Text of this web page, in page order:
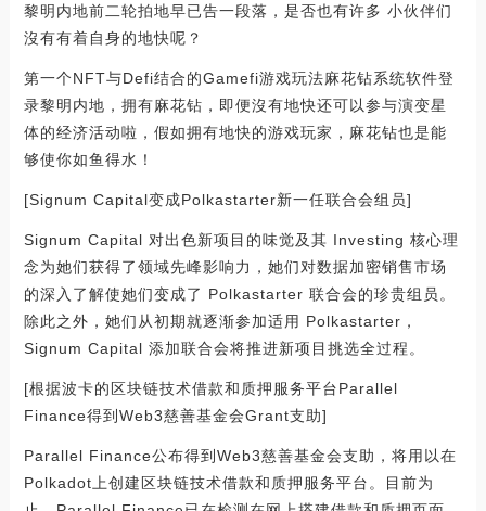
黎明内地前二轮拍地早已告一段落，是否也有许多 小伙伴们
沒有有着自身的地快呢？
第一个NFT与Defi结合的Gamefi游戏玩法麻花钻系统软件登
录黎明内地，拥有麻花钻，即便沒有地快还可以参与演变星
体的经济活动啦，假如拥有地快的游戏玩家，麻花钻也是能
够使你如鱼得水！
[Signum Capital变成Polkastarter新一任联合会组员]
Signum Capital 对出色新项目的味觉及其 Investing 核心理
念为她们获得了领域先峰影响力，她们对数据加密销售市场
的深入了解使她们变成了 Polkastarter 联合会的珍贵组员。
除此之外，她们从初期就逐渐参加适用 Polkastarter，
Signum Capital 添加联合会将推进新项目挑选全过程。
[根据波卡的区块链技术借款和质押服务平台Parallel
Finance得到Web3慈善基金会Grant支助]
Parallel Finance公布得到Web3慈善基金会支助，将用以在
Polkadot上创建区块链技术借款和质押服务平台。目前为